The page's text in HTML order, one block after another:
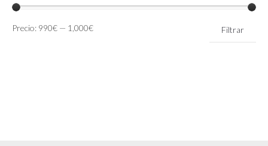
Precio
Precio
Filtrar
Precio: 990€ — 1,000€